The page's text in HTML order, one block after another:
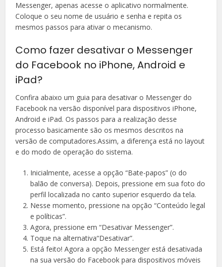
Messenger, apenas acesse o aplicativo normalmente.
Coloque o seu nome de usuário e senha e repita os
mesmos passos para ativar o mecanismo.
Como fazer desativar o Messenger
do Facebook no iPhone, Android e
iPad?
Confira abaixo um guia para desativar o Messenger do
Facebook na versão disponível para dispositivos iPhone,
Android e iPad. Os passos para a realização desse
processo basicamente são os mesmos descritos na
versão de computadores.Assim, a diferença está no layout
e do modo de operação do sistema.
Inicialmente, acesse a opção “Bate-papos” (o do
balão de conversa). Depois, pressione em sua foto do
perfil localizada no canto superior esquerdo da tela.
Nesse momento, pressione na opção “Conteúdo legal
e políticas”.
Agora, pressione em “Desativar Messenger”.
Toque na alternativa“Desativar”.
Está feito! Agora a opção Messenger está desativada
na sua versão do Facebook para dispositivos móveis